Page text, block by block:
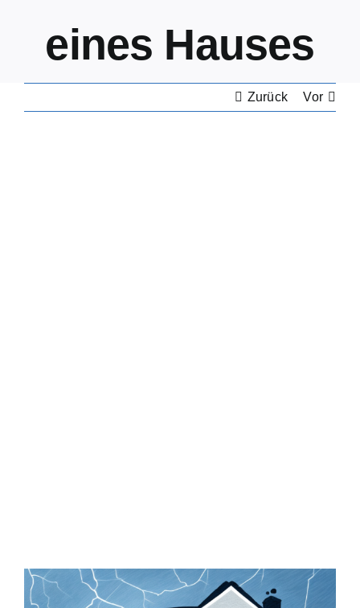
eines Hauses
Zurück Vor
Zeige
grösseres